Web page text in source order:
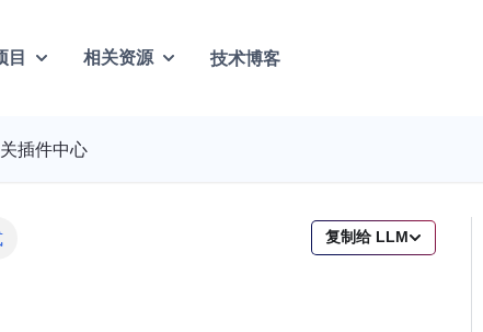
目 相关资源 技术博客
插件中心
复制给 LLM